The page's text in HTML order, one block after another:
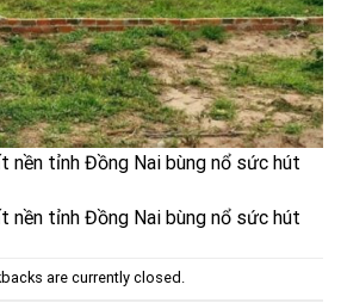
nền tỉnh Đồng Nai bùng nổ sức hút
nền tỉnh Đồng Nai bùng nổ sức hút
are currently closed.